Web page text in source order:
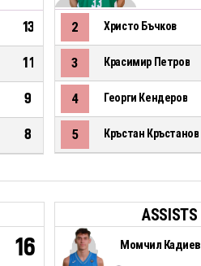
13
11
9
8
2 Христо Бъчков
3 Красимир Петров
4 Георги Кендеров
5 Кръстан Кръстанов
16
ASSISTS
Момчил Кадиев